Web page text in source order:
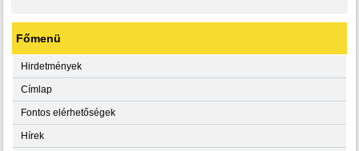
Főmenü
Hirdetmények
Címlap
Fontos elérhetőségek
Hírek